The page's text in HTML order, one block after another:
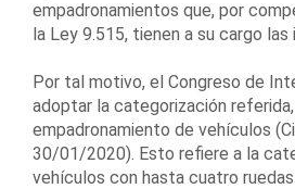
empadronamientos que, por
la Ley 9.515, tienen a su cargo las
Por tal motivo, el Congreso de
adoptar la categorización
empadronamiento de vehículos
30/01/2020). Esto refiere a la
vehículos con hasta cuatro ruedas.